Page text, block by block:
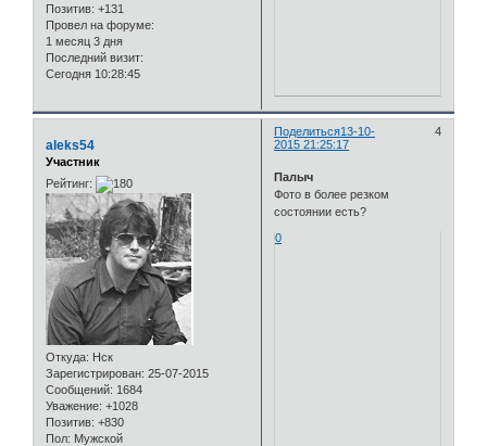
Позитив: +131
Провел на форуме:
1 месяц 3 дня
Последний визит:
Сегодня 10:28:45
Поделиться 4
13-10-
2015 21:25:17
aleks54
Участник
Рейтинг:
Откуда: Нск
Зарегистрирован: 25-07-2015
Сообщений: 1684
Уважение: +1028
Позитив: +830
Пол: Мужской
Палыч
Фото в более резком
состоянии есть?
0